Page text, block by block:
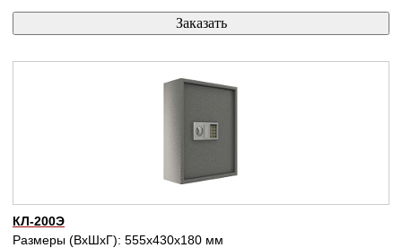
КЛ-200Э
Размеры (ВхШхГ): 555x430x180 мм